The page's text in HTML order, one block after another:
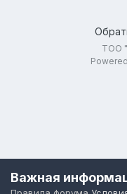
ТОО
Важная